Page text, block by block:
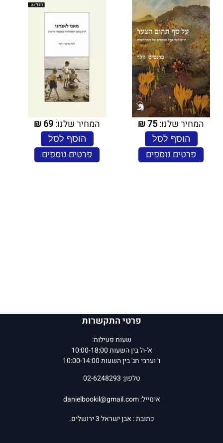
המחיר שלנו:75
₪
הוסף לסל
פרטים נוספים
המחיר שלנו:69
₪
הוסף לסל
פרטים נוספים
פרטי התקשרות
שעות פעילות:
א'-ה' בין השעות 10:00-18:00
ו' וערבי חג' בין השעות 10:00-14:00
טלפון: 02-6248293
אימייל:danielbookil@gmail.com
כתובת : אבן ישראל 3 ירושלים.